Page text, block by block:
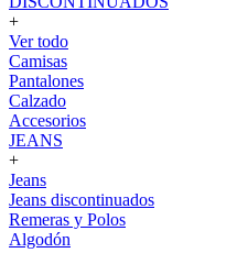
+
Ver todo
Camisas
Pantalones
Calzado
Accesorios
JEANS
+
Jeans
Jeans discontinuados
Remeras y Polos
Algodón